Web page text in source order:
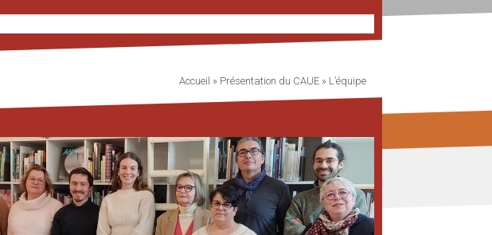
Accueil » Présentation du CAUE » L’équipe